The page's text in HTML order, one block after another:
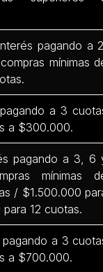
pagando a
mínimas
a 3
a $300.000.
pagando a 3, 6
mínimas
/ $1.500.000
12 cuotas.
a 3
a $700.000.